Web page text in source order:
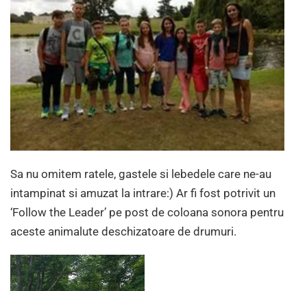
Sa nu omitem ratele, gastele si lebedele care ne-au
intampinat si amuzat la intrare:) Ar fi fost potrivit un
‘Follow the Leader’ pe post de coloana sonora pentru
aceste animalute deschizatoare de drumuri.